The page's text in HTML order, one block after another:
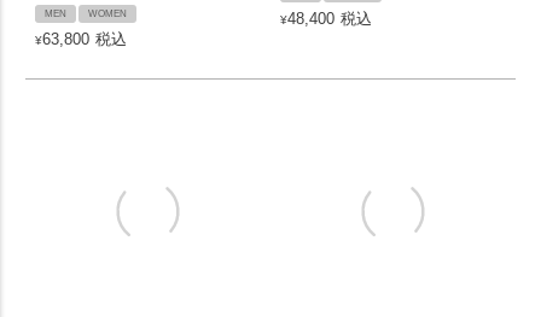
MEN WOMEN
¥63,800 税込
¥48,400 税込